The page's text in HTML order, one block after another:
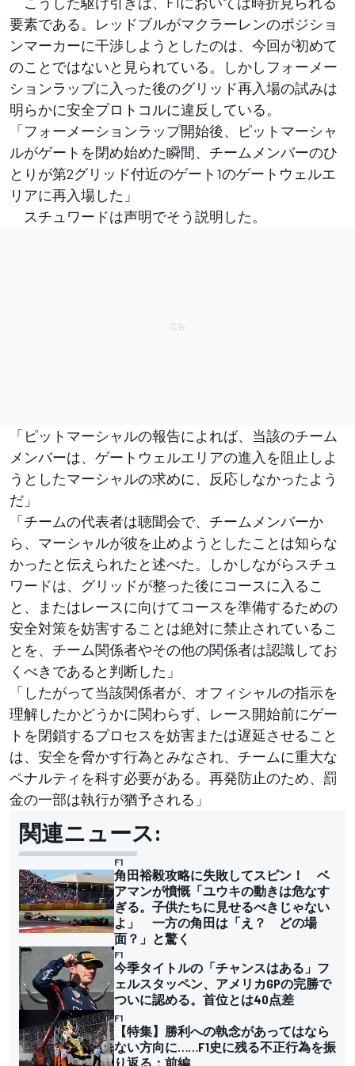
要素である。レッドブルがマクラーレンのポジショ
ンマーカーに干渉しようとしたのは、今回が初めて
のことではないと見られている。しかしフォーメー
ションラップに入った後のグリッド再入場の試みは
明らかに安全プロトコルに違反している。
「フォーメーションラップ開始後、ピットマーシャ
ルがゲートを閉め始めた瞬間、チームメンバーのひ
とりが第2グリッド付近のゲート1のゲートウェルエ
リアに再入場した」
スチュワードは声明でそう説明した。
「ピットマーシャルの報告によれば、当該のチーム
メンバーは、ゲートウェルエリアの進入を阻止しよ
うとしたマーシャルの求めに、反応しなかったよう
だ」
「チームの代表者は聴聞会で、チームメンバーか
ら、マーシャルが彼を止めようとしたことは知らな
かったと伝えられたと述べた。しかしながらスチュ
ワードは、グリッドが整った後にコースに入るこ
と、またはレースに向けてコースを準備するための
安全対策を妨害することは絶対に禁止されているこ
とを、チーム関係者やその他の関係者は認識してお
くべきであると判断した」
「したがって当該関係者が、オフィシャルの指示を
理解したかどうかに関わらず、レース開始前にゲー
トを閉鎖するプロセスを妨害または遅延させること
は、安全を脅かす行為とみなされ、チームに重大な
ペナルティを科す必要がある。再発防止のため、罰
金の一部は執行が猶予される」
関連ニュース:
F1
角田裕毅攻略に失敗してスピン！ ベ
アマンが憤慨「ユウキの動きは危なす
ぎる。子供たちに見せるべきじゃない
よ」 一方の角田は「え？ どの場
面？」と驚く
F1
今季タイトルの「チャンスはある」フ
ェルスタッペン、アメリカGPの完勝で
ついに認める。首位とは40点差
F1
【特集】勝利への執念があってはなら
ない方向に……F1史に残る不正行為を振
り返る：前編